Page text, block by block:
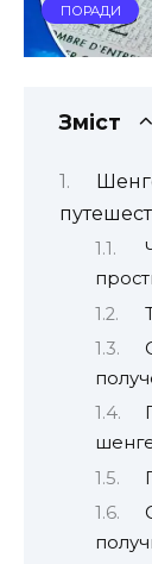
ПОРАДИ
Зміст